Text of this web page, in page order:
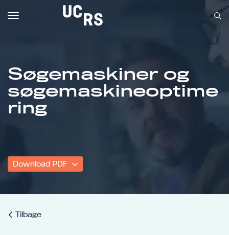
Om UCRS
Bliv faglært
Søgemaskiner og
søgemaskineoptime
ring
Download PDF
Tilbage